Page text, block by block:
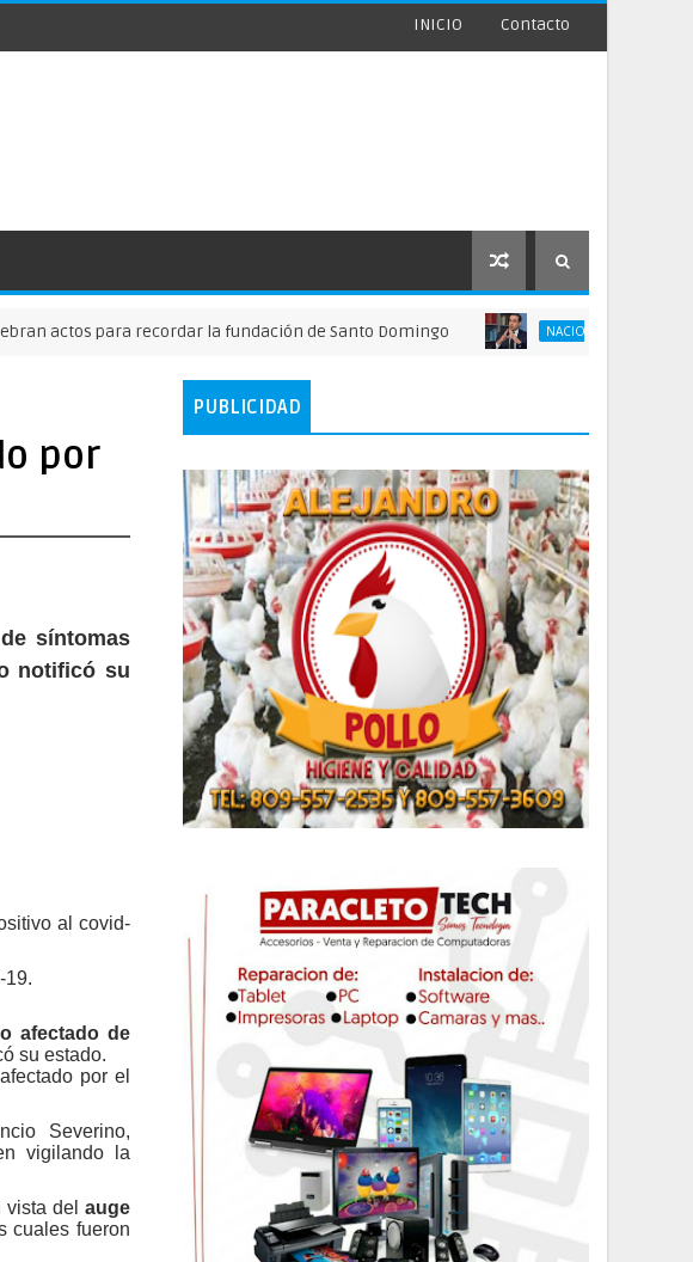
INICIO Contacto
para recordar la fundación de Santo Domingo NACIONALES FINJUS alerta
por
síntomas
notificó su
al covid-
19.
afectado de
su estado.
por el
Severino,
vigilando la
vista del auge
cuales fueron
PUBLICIDAD